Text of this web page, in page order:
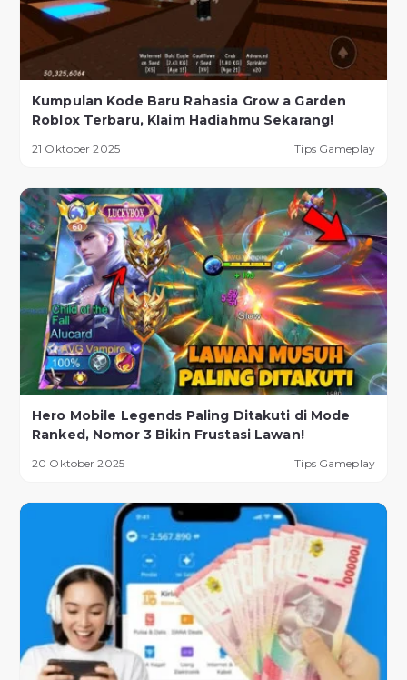
Kumpulan Kode Baru Rahasia Grow a Garden
Roblox Terbaru, Klaim Hadiahmu Sekarang!
21 Oktober 2025 Tips Gameplay
Hero Mobile Legends Paling Ditakuti di Mode
Ranked, Nomor 3 Bikin Frustasi Lawan!
20 Oktober 2025 Tips Gameplay